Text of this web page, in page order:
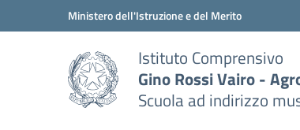
Vai ai contenuti
Vai al menu di navigazioneMinistero dell'Istruzione e del Merito
Istituto Comprensivo
Gino Rossi Vairo -
Scuola ad indirizzo